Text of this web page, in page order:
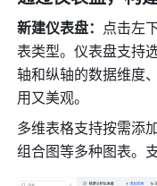
新建仪表盘： 点击左
表类型。仪表盘支持
轴和纵轴的数据维度
用又美观。
多维表格支持按需添
组合图等多种图表。